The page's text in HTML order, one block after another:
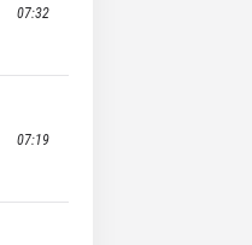
07:32
07:19